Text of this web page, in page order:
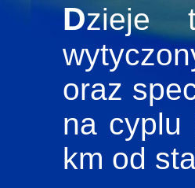
Dzieje tego miasta toczyły się torem
oraz
na cyplu
km od